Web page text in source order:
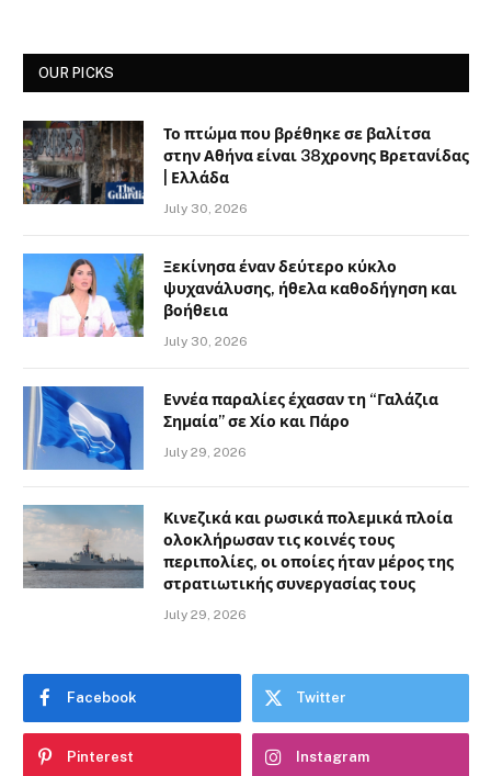
OUR PICKS
Το πτώμα που βρέθηκε σε βαλίτσα
στην Αθήνα είναι 38χρονης Βρετανίδας
| Ελλάδα
July 30, 2026
Ξεκίνησα έναν δεύτερο κύκλο
ψυχανάλυσης, ήθελα καθοδήγηση και
βοήθεια
July 30, 2026
Εννέα παραλίες έχασαν τη “Γαλάζια
Σημαία” σε Χίο και Πάρο
July 29, 2026
Κινεζικά και ρωσικά πολεμικά πλοία
ολοκλήρωσαν τις κοινές τους
περιπολίες, οι οποίες ήταν μέρος της
στρατιωτικής συνεργασίας τους
July 29, 2026
Facebook Twitter
Pinterest Instagram